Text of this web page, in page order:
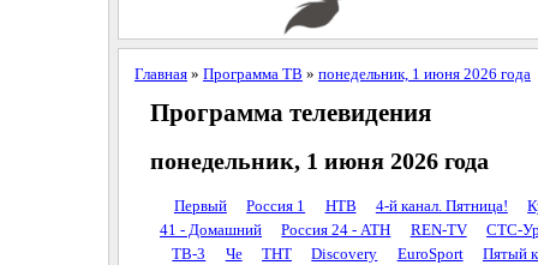
Главная» Программа ТВ » понедельник, 1 июня 2026 года
Программа телевидения
понедельник, 1 июня 2026 года
Первый Россия 1 НТВ 4-й канал. Пятница!
41 - Домашний
Россия 24 - АТН REN-TV
СТС-
ТВ-3
Че ТНТ Discovery EuroSport Пятый